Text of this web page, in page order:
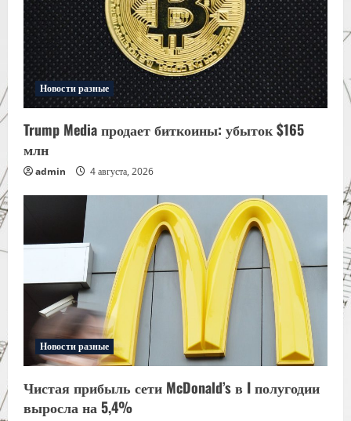
Новости разные
Trump Media продает биткоины: убыток $165
млн
admin 4 августа, 2026
Новости разные
Чистая прибыль сети McDonald’s в I полугодии
выросла на 5,4%